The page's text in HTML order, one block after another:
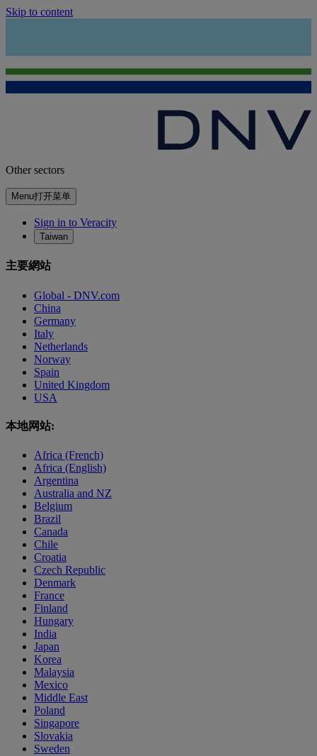
Skip to content
Other sectors
Menu打开菜单
Sign in to Veracity
Taiwan
主要網站
Global - DNV.com
China
Germany
Italy
Netherlands
Norway
Spain
United Kingdom
USA
本地网站:
Africa (French)
Africa (English)
Argentina
Australia and NZ
Belgium
Brazil
Canada
Chile
Croatia
Czech Republic
Denmark
France
Finland
Hungary
India
Japan
Korea
Malaysia
Mexico
Middle East
Poland
Singapore
Slovakia
Sweden